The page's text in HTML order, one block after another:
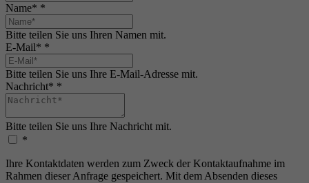
Name* *
Bitte teilen Sie uns Ihren Namen mit.
E-Mail* *
Bitte teilen Sie uns Ihre E-Mail-Adresse mit.
Nachricht* *
Bitte teilen Sie uns Ihre Nachricht mit.
*
Ihre Kontaktdaten werden zum Zweck der Kontaktaufnahme im
Rahmen dieser Anfrage gespeichert. Mit dem Absenden dieses